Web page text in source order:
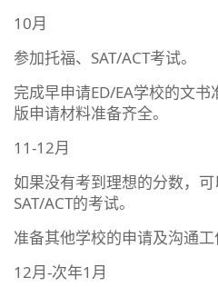
10月
参加托福、SAT/ACT考试。
完成早申请ED/EA学校的文
版申请材料准备齐全。
11-12月
如果没有考到理想的分数，可
SAT/ACT的考试。
准备其他学校的申请及沟通工
12月-次年1月